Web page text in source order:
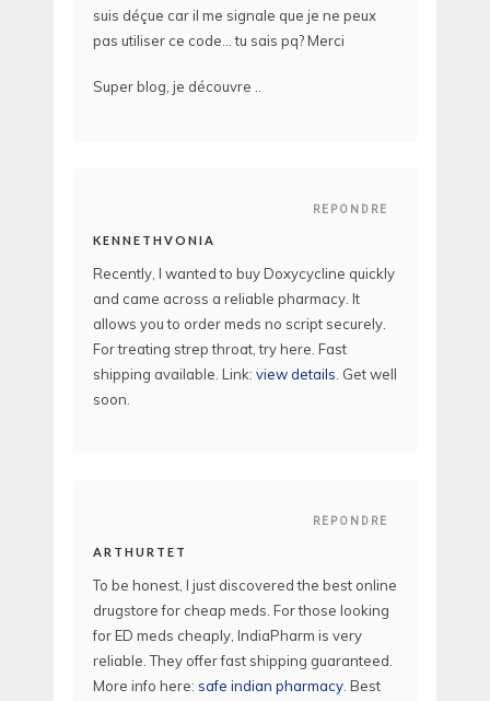
suis déçue car il me signale que je ne peux
pas utiliser ce code… tu sais pq? Merci
Super blog, je découvre ..
REPONDRE
KENNETHVONIA
Recently, I wanted to buy Doxycycline quickly
and came across a reliable pharmacy. It
allows you to order meds no script securely.
For treating strep throat, try here. Fast
shipping available. Link: view details . Get well
soon.
REPONDRE
ARTHURTET
To be honest, I just discovered the best online
drugstore for cheap meds. For those looking
for ED meds cheaply, IndiaPharm is very
reliable. They offer fast shipping guaranteed.
More info here: safe indian pharmacy. Best